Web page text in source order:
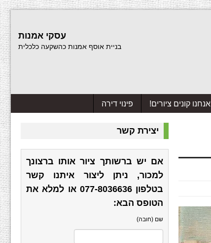
עסקי אמנות
בניית אוסף אמנות כהשקעה כלכלית
אנחנו קונים ציורים! פינוי דירה
יצירת קשר
אם יש ברשותך ציור אותו ברצונך
למכור, ניתן ליצור איתנו קשר
בטלפון077-8036636 או למלא את
הטופס הבא:
שם (חובה)